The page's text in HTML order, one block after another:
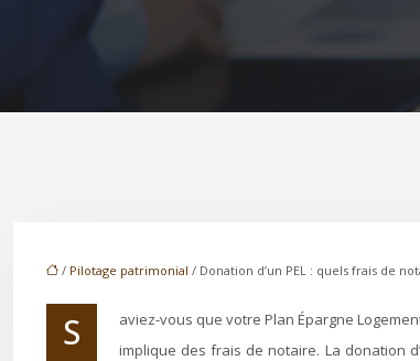
/ Pilotage patrimonial / Donation d’un PEL : quels frais de
Saviez-vous que votre Plan Épargne Logement (PEL) peut se transmettre ? Il représente bien plus qu’une simple épargne, il s’agit d’un actif transmissible. Cette transmission, synonyme de générosité,
implique des frais de notaire. La donation